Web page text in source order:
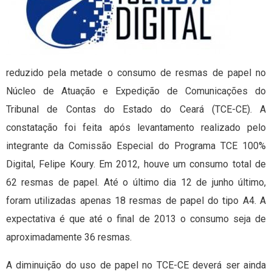
reduzido pela metade o consumo de resmas de papel no
Núcleo de Atuação e Expedição de Comunicações do
Tribunal de Contas do Estado do Ceará (TCE-CE). A
constatação foi feita após levantamento realizado pelo
integrante da Comissão Especial do Programa TCE 100%
Digital, Felipe Koury. Em 2012, houve um consumo total de
62 resmas de papel. Até o último dia 12 de junho último,
foram utilizadas apenas 18 resmas de papel do tipo A4. A
expectativa é que até o final de 2013 o consumo seja de
aproximadamente 36 resmas.
A diminuição do uso de papel no TCE-CE deverá ser ainda